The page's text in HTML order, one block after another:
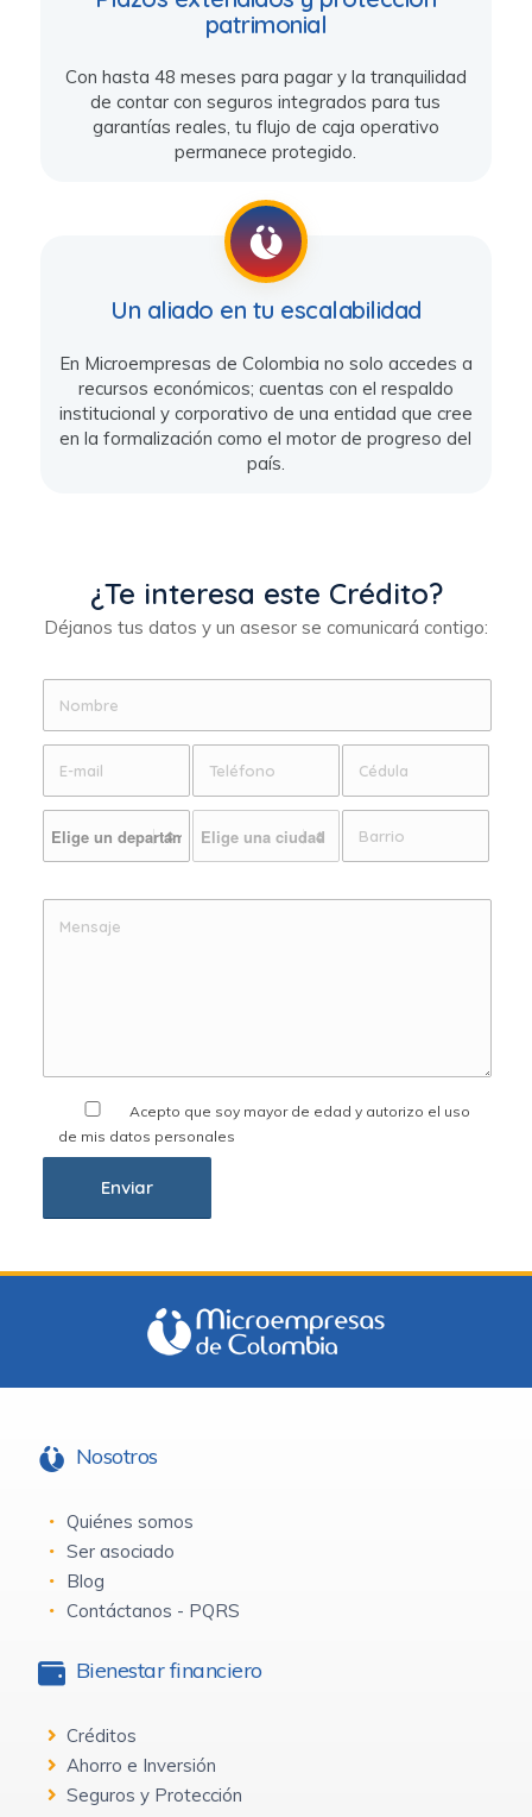
patrimonial
Con hasta 48 meses para pagar y la tranquilidad
de contar con seguros integrados para tus
garantías reales, tu flujo de caja operativo
permanece protegido.
Un aliado en tu escalabilidad
En Microempresas de Colombia no solo accedes a
recursos económicos; cuentas con el respaldo
institucional y corporativo de una entidad que cree
en la formalización como el motor de progreso del
país.
¿Te interesa este Crédito?
Déjanos tus datos y un asesor se comunicará contigo:
Acepto que soy mayor de edad y autorizo el uso
de mis datos personales
Nosotros
Quiénes somos
Ser asociado
Blog
Contáctanos - PQRS
Bienestar financiero
Créditos
Ahorro e Inversión
Seguros y Protección